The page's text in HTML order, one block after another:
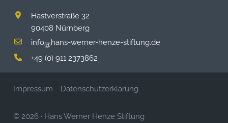
Hastverstraße 32
90408 Nürnberg
info@hans-werner-henze-stiftung.de
+49 (0) 911 2373862
Impressum Datenschutzerklärung
© 2026 · Hans Werner Henze Stiftung